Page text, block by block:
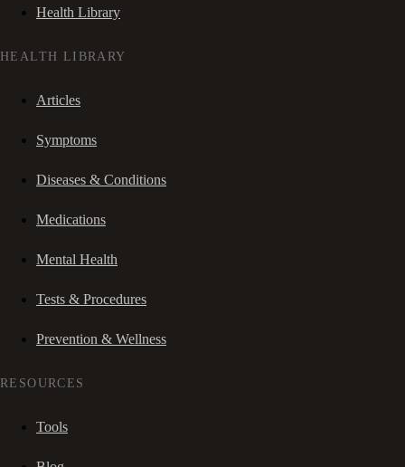
Health Library
HEALTH LIBRARY
Articles
Symptoms
Diseases & Conditions
Medications
Mental Health
Tests & Procedures
Prevention & Wellness
RESOURCES
Tools